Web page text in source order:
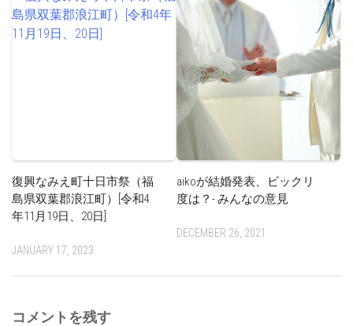
復興なみえ町十日市祭（福
島県双葉郡浪江町）[令和4
年11月19日、20日]
JANUARY 17, 2023
aikoが結婚発表、ビックリ
度は？- みんなの意見
DECEMBER 26, 2021
コメントを残す